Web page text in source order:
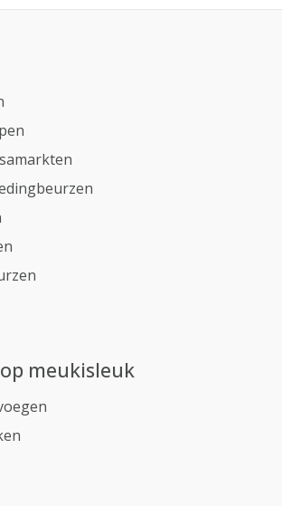
meukisleuk